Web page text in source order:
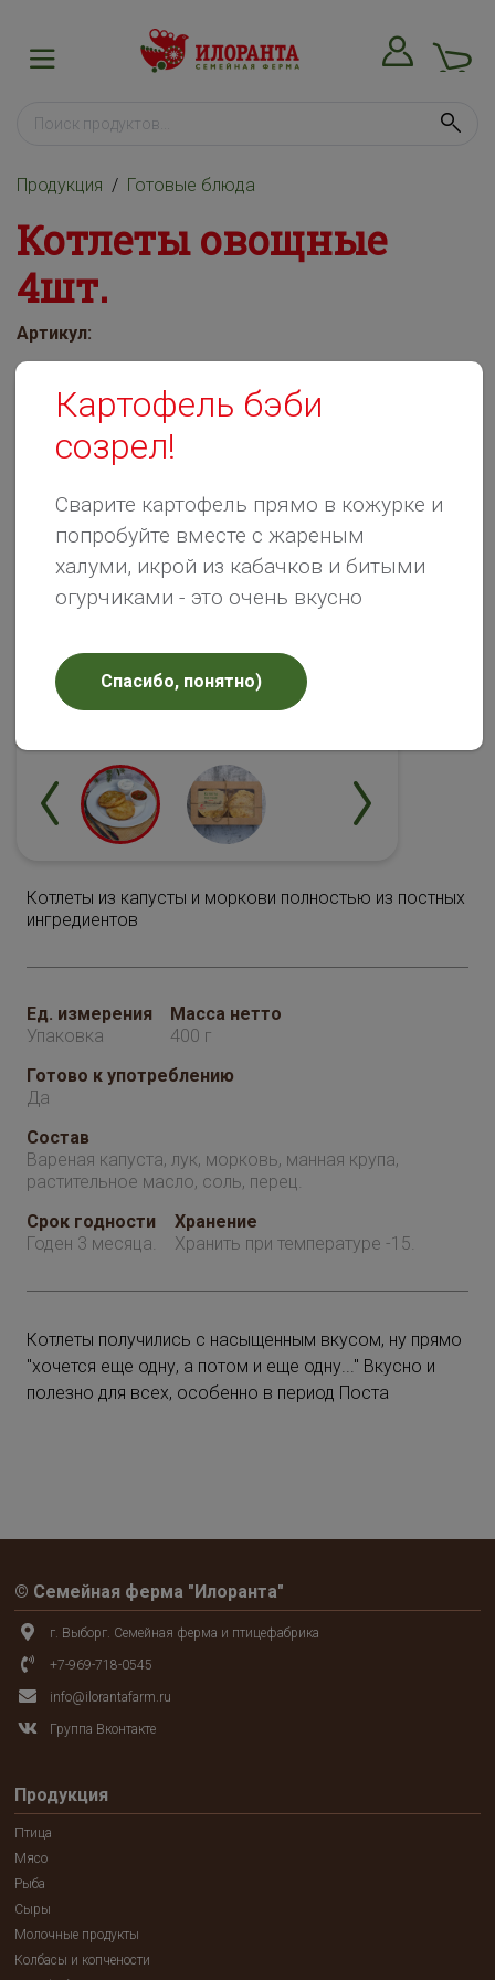
Продукция Готовые блюда
Котлеты овощные
4шт.
Артикул:
Котлеты из капусты и моркови полностью из постных
ингредиентов
Ед. измерения
Упаковка
Масса нетто
400 г
Готово к употреблению
Да
Состав
Вареная капуста, лук, морковь, манная крупа,
растительное масло, соль, перец.
Срок годности
Годен 3 месяца.
Хранение
Хранить при температуре -15.
Котлеты получились с насыщенным вкусом, ну прямо
"хочется еще одну, а потом и еще одну..." Вкусно и
полезно для всех, особенно в период Поста
© Семейная ферма "Илоранта"
г. Выборг. Семейная ферма и птицефабрика
+7-969-718-0545
info@ilorantafarm.ru
Группа Вконтакте
Продукция
Птица
Мясо
Рыба
Сыры
Молочные продукты
Колбасы и копчености
Картофель бэби
созрел!
Сварите картофель прямо в кожурке и
попробуйте вместе с жареным
халуми, икрой из кабачков и битыми
огурчиками - это очень вкусно
Спасибо, понятно)